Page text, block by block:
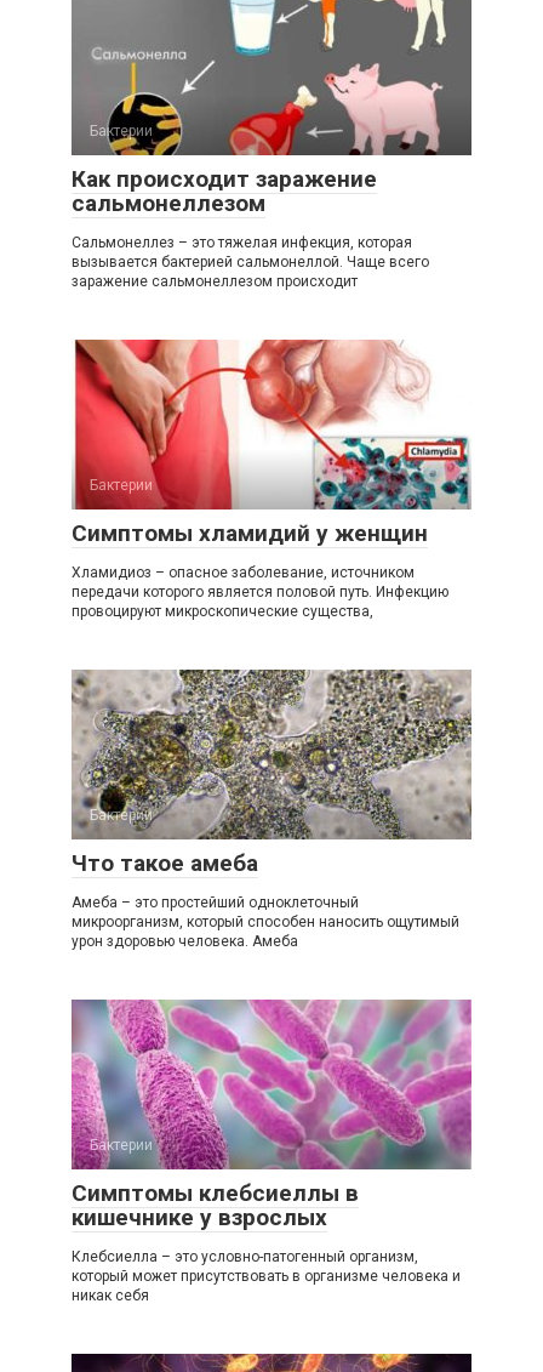
Бактерии
Как происходит заражение
сальмонеллезом
Сальмонеллез – это тяжелая инфекция, которая
вызывается бактерией сальмонеллой. Чаще всего
заражение сальмонеллезом происходит
Бактерии
Симптомы хламидий у женщин
Хламидиоз – опасное заболевание, источником
передачи которого является половой путь. Инфекцию
провоцируют микроскопические существа,
Бактерии
Что такое амеба
Амеба – это простейший одноклеточный
микроорганизм, который способен наносить ощутимый
урон здоровью человека. Амеба
Бактерии
Симптомы клебсиеллы в
кишечнике у взрослых
Клебсиелла – это условно-патогенный организм,
который может присутствовать в организме человека и
никак себя